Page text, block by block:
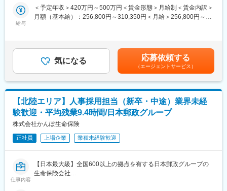
現場で経験を積んでいき、店長、ブロック長へのキャリアアップ
が可能です。評価体制がととのっており実力をしっかり評価。
・年収1100万円（経験7年／ブロック長職／月給66万円＋賞与）
・年収500万円（経験3年／店舗営業職／月給33万円＋賞与）
・年収750万円（経験4年／店長職／月給48万円＋賞与）
■チーム組織構成
「ほけんの窓口」は、少ない店舗でも4名、多い店舗では10名以
上のスタッフが在籍。ご来店の空き時間を使って事例共有やロー
ルプレイングを行うなど、常に社員のスキルアップに取り組んで
います。未経験入社が多いため、質問のしやすい雰囲気です。
変更の範囲：会社の定める業務
└販売接客、事務、技術職、介護職など未経験スタートの社員が
多く定着・活躍中
└ノルマはなく上長と相談しながら目標設定。売上だけでなく、
お客様対応の質やアフターフォローなども含めて総合的に評価
をお任せいたします。
教育、結婚、出産、老後など日々の暮らしの中で生じるお悩みに
対し、郵便局と一体となった地域密着のサービスを活かしなが
ら、一人ひとりに寄り添ったご案内・ご相談対応を行います。
例）1日の流れ：
8:30始業／9:00訪問準備～訪問※契約内容のご説明等など
12:00昼食／13:00訪問
16:00帰社（翌日以降の訪問準備・事務作業）／17:15退社
業所により喫煙スペースあり））変更の範囲：他石川県内6カ所の
郵便局
給与
＜予定年収＞420万円～500万円＜賃金形態＞月給制＜賃金内訳＞
月額（基本給）：256,800円～310,350円＜月給＞256,800円～
当、都市部に勤務する社員に対する勤務地手当等を支給■詳細は社
内規程に基づき決定します。■昇給：年1回／賞与：年2回賃金は
あくまでも目安の金額であり、選考を通じて上下する可能性があ
ります。月給(月額)は固定手当を含めた表記です。
気になる 応募依頼する
（エージェントサービス）
【北陸エリア】人事採用担当（新卒・中途）業界未経
験歓迎・平均残業9.4時間/日本郵政グループ
株式会社かんぽ生命保険
正社員 上場企業 業種未経験歓迎
仕事内容
【日本最大級】全国600以上の拠点を有する日本郵政グループの
生命保険会社